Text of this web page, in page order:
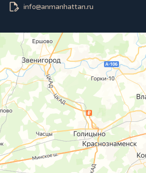
info@anmanhattan.ru